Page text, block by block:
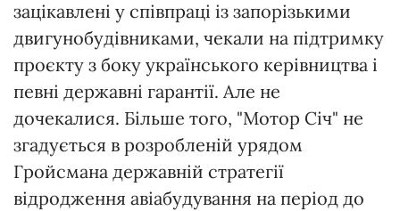
зацікавлені у співпраці із запорізькими
двигунобудівниками, чекали на підтримку
проєкту з боку українського керівництва і
певні державні гарантії. Але не
дочекалися. Більше того, "Мотор Січ" не
згадується в розробленій урядом
Гройсмана державній стратегії
відродження авіабудування на період до